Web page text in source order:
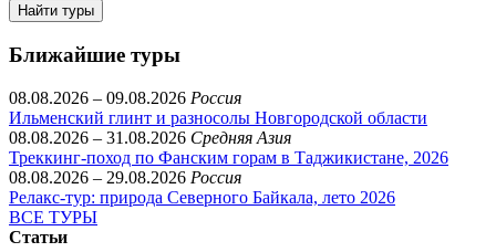
Найти туры
Ближайшие туры
08.08.2026 – 09.08.2026 Россия
Ильменский глинт и разносолы Новгородской области
08.08.2026 – 31.08.2026 Средняя Азия
Треккинг-поход по Фанским горам в Таджикистане, 2026
08.08.2026 – 29.08.2026 Россия
Релакс-тур: природа Северного Байкала, лето 2026
ВСЕ ТУРЫ
Статьи